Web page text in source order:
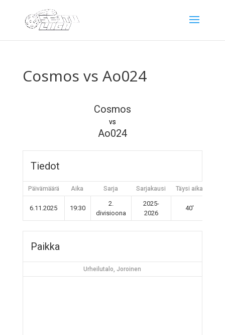
Cosmos vs Ao024
Cosmos
vs
Ao024
Tiedot
Päivämäärä Aika Sarja Sarjakausi Täysi aika
6.11.2025 19:30
2.
divisioona
2025-
2026
40'
Paikka
Urheilutalo, Joroinen